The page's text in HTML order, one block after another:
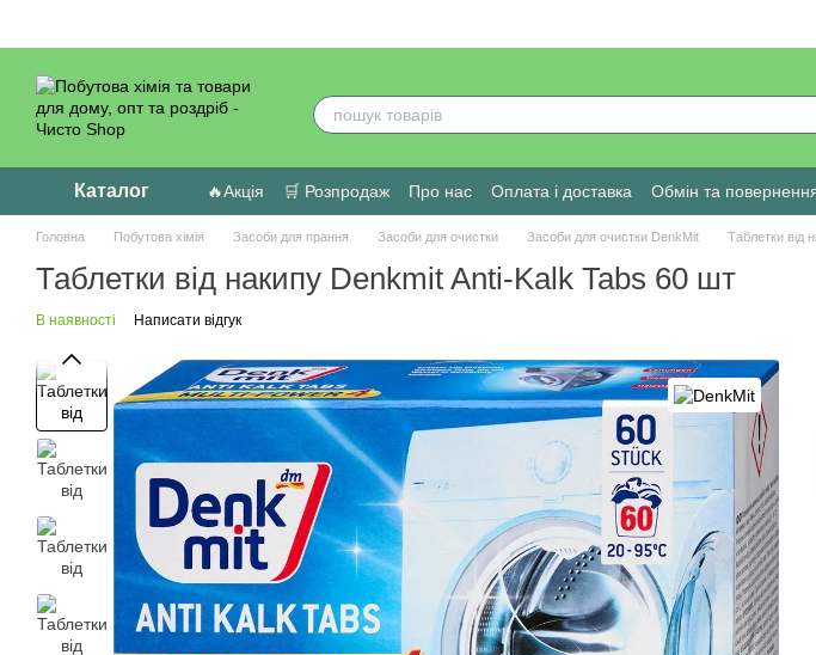
Каталог 🔥Акція 🛒 Розпродаж Про нас Оплата і доставка Обмін та
Головна Побутова хімія Засоби для прання Засоби для очистки Засоби для очистки DenkMit Таблетки від
Таблетки від накипу Denkmit Anti-Kalk Tabs 60 шт
В наявності Написати відгук